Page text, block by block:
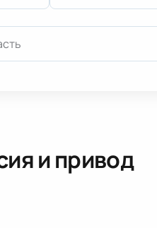
и привод